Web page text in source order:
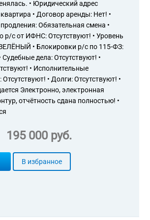
продаже недвижимого имущества за
продаже недвижимого имущества
недвижимого имущества за
средств
услуг для бизнеса, не
не включенная в другие группировки
товаров
компакт-дисков (CD), цифровых
и хозяйственно-бытового
оборудования
• Юридический адрес
• Договор аренды: Нет! •
Обязательная смена •
р/с от ИФНС: Отсутствуют! • Уровень
• Блокировки р/с по 115-ФЗ:
Судебные дела: Отсутствуют! •
• Исполнительные
• Долги: Отсутствуют! •
Электронно, электронная
отчётность сдана полностью! •
195 000 руб.
В избранное